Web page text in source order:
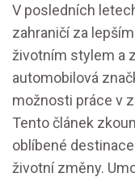
V posledních
zahraničí za
životním stylem a
automobilová
možnosti práce v
Tento článek
oblíbené
životní změny.